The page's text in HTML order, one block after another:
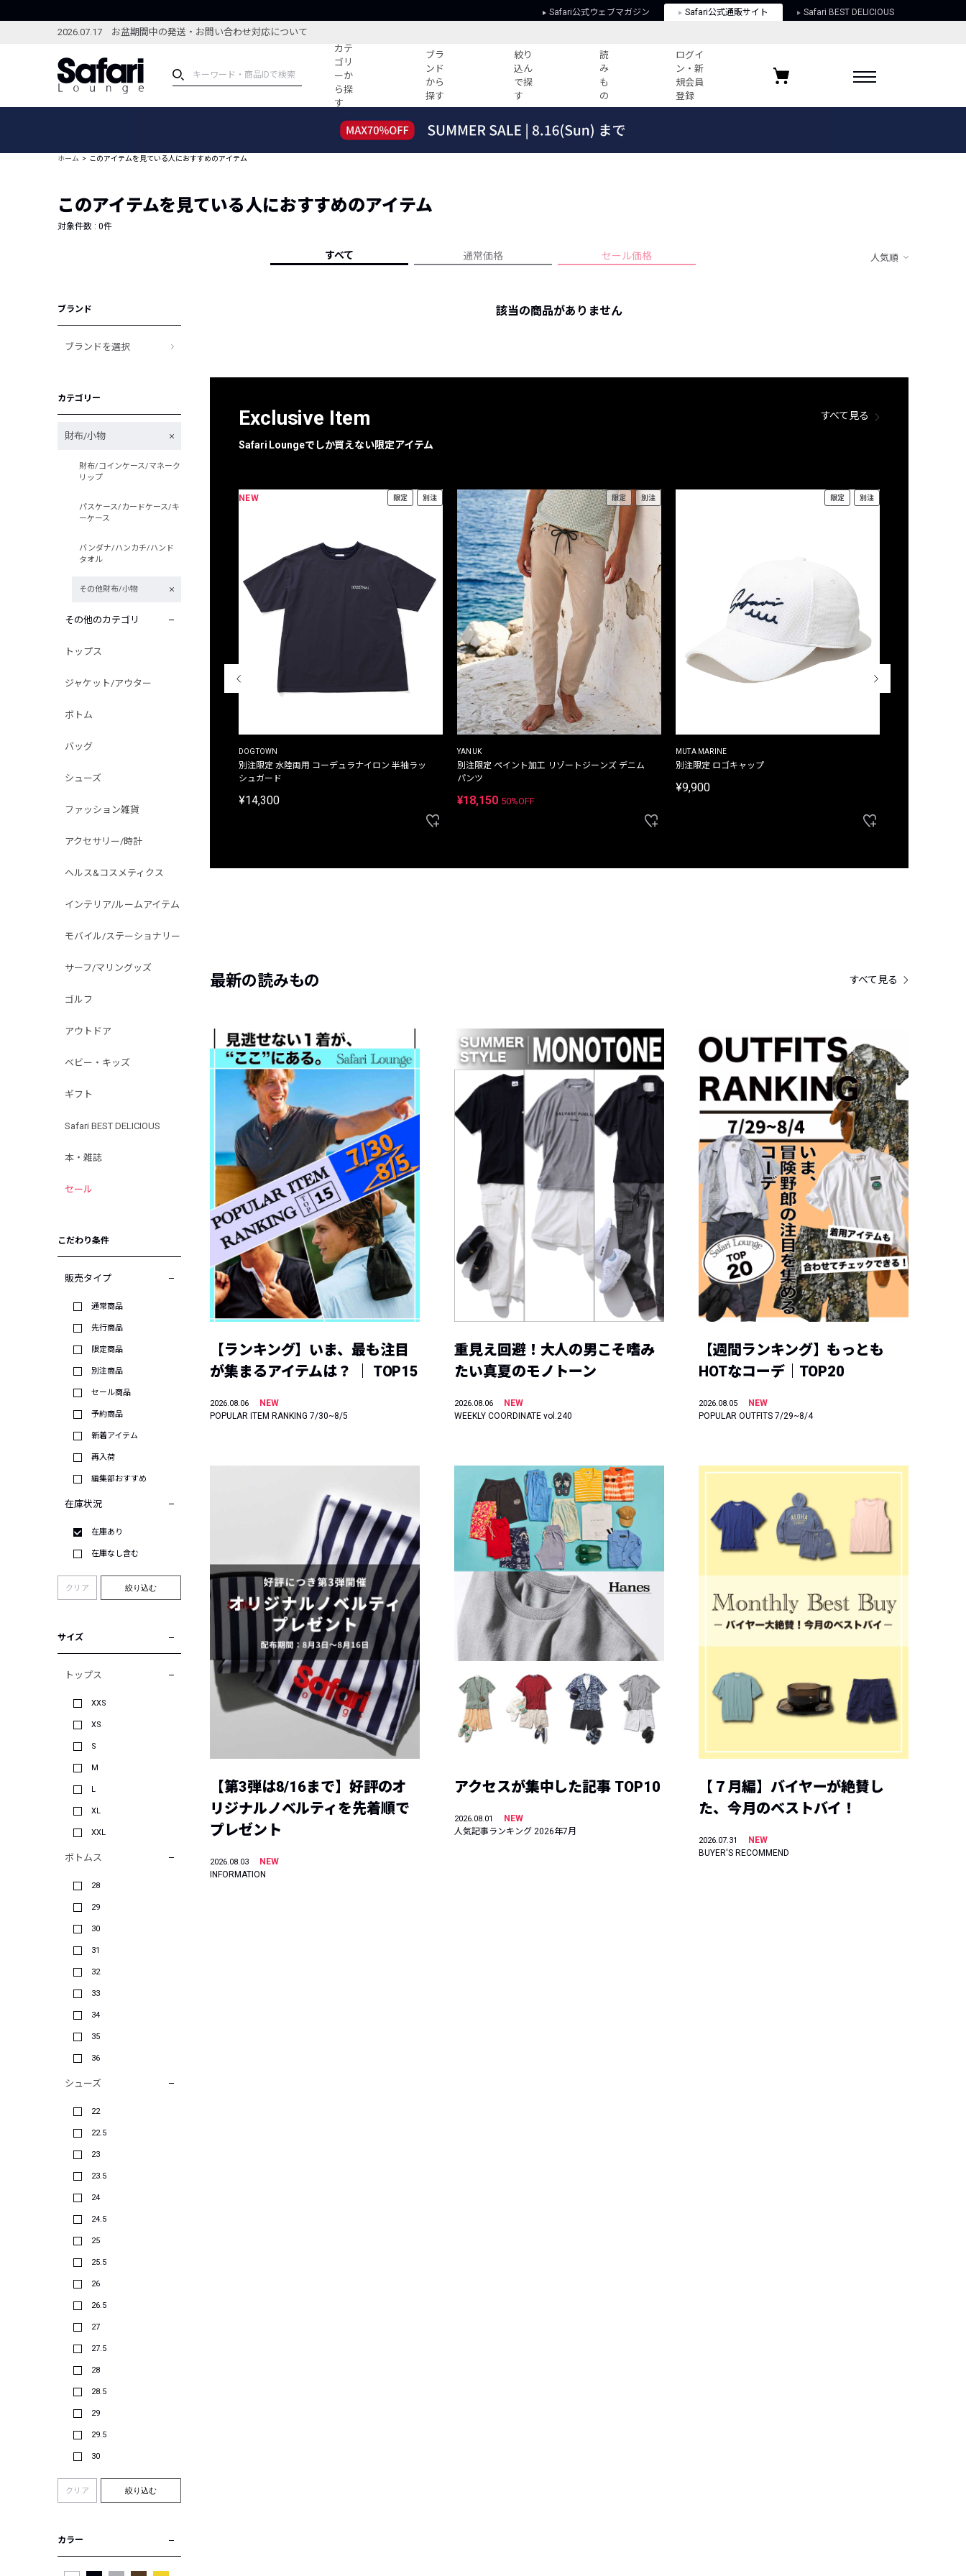
Safari公式ウェブマガジン Safari公式通販サイト Safari BEST DELICIOUS
2026.07.17 お盆期間中の発送・お問い合わせ対応について
カテ
ゴリ
ーか
ら探
す
ブラ
ンド
から
探す
絞り
込ん
で探
す
読
み
も
の
ログイ
ン・新
規会員
登録
ブランドから探す
新着アイテム
編集部のおすすめアイテム
特集記事
コーディネート
すべての記事
ーデ紹介
人気記事ランキング
フォーカスブランド
プライバシーポリシー
お気に入りブランド
ホーム このアイテムを見ている人におすすめのアイテム
このアイテムを見ている人におすすめのアイテム
対象件数 : 0件
すべて 通常価格 セール価格 人気順
ブランド
ブランドを選択
カテゴリー
財布/小物
財布/コインケース/マネーク
リップ
パスケース/カードケース/キ
ーケース
バンダナ/ハンカチ/ハンド
タオル
その他財布/小物
その他のカテゴリ
トップス
ジャケット/アウター
ボトム
バッグ
シューズ
ファッション雑貨
アクセサリー/時計
ヘルス&コスメティクス
インテリア/ルームアイテム
モバイル/ステーショナリー
サーフ/マリングッズ
ゴルフ
アウトドア
ベビー・キッズ
ギフト
Safari BEST DELICIOUS
本・雑誌
セール
こだわり条件
販売タイプ
通常商品
先行商品
限定商品
別注商品
セール商品
予約商品
新着アイテム
再入荷
編集部おすすめ
在庫状況
在庫あり
在庫なし含む
クリア 絞り込む
サイズ
トップス
XXS
XS
S
M
L
XL
XXL
ボトムス
28
29
30
31
32
33
34
35
36
シューズ
22
22.5
23
23.5
24
24.5
25
25.5
26
26.5
27
27.5
28
28.5
29
29.5
30
クリア 絞り込む
カラー
該当の商品がありません
Exclusive Item
Safari Loungeでしか買えない限定アイテム
すべて見る
THE DUFFER OF ST.GEORGE
プリントTシャツ
NEW 限定 別注
DOGTOWN
別注限定 水陸両用 コーデュラナイロン 半袖ラッ
シュガード
¥14,300
限定 別注
YANUK
別注限定 ペイント加工 リゾートジーンズ デニム
パンツ
¥18,150 50%OFF
限定 別注
MUTA MARINE
別注限定 ロゴキャップ
¥9,900
最新の読みもの すべて見る
【ランキング】いま、最も注目
が集まるアイテムは？ ｜ TOP15
2026.08.06
NEW
POPULAR ITEM RANKING 7/30~8/5
重見え回避！大人の男こそ嗜み
たい真夏のモノトーン
2026.08.06
NEW
WEEKLY COORDINATE vol.240
【週間ランキング】もっとも
HOTなコーデ｜TOP20
2026.08.05
NEW
POPULAR OUTFITS 7/29~8/4
【第3弾は8/16まで】好評のオ
リジナルノベルティを先着順で
プレゼント
2026.08.03
NEW
INFORMATION
アクセスが集中した記事 TOP10
2026.08.01
NEW
人気記事ランキング 2026年7月
【７月編】バイヤーが絶賛し
た、今月のベストバイ！
2026.07.31
NEW
BUYER'S RECOMMEND